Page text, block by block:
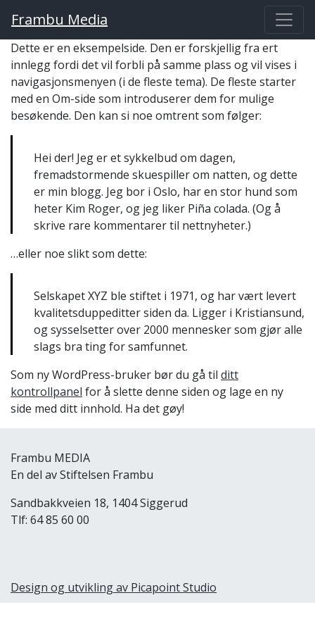
Main Navigation
Frambu Media
Dette er en eksempelside. Den er forskjellig fra ert
innlegg fordi det vil forbli på samme plass og vil vises i
navigasjonsmenyen (i de fleste tema). De fleste starter
med en Om-side som introduserer dem for mulige
besøkende. Den kan si noe omtrent som følger:
Hei der! Jeg er et sykkelbud om dagen,
fremadstormende skuespiller om natten, og dette
er min blogg. Jeg bor i Oslo, har en stor hund som
heter Kim Roger, og jeg liker Piña colada. (Og å
skrive rare kommentarer til nettnyheter.)
…eller noe slikt som dette:
Selskapet XYZ ble stiftet i 1971, og har vært levert
kvalitetsduppeditter siden da. Ligger i Kristiansund,
og sysselsetter over 2000 mennesker som gjør alle
slags bra ting for samfunnet.
Som ny WordPress-bruker bør du gå til ditt
kontrollpanel for å slette denne siden og lage en ny
side med ditt innhold. Ha det gøy!
Frambu MEDIA
En del av Stiftelsen Frambu
Sandbakkveien 18, 1404 Siggerud
Tlf: 64 85 60 00
Design og utvikling av Picapoint Studio